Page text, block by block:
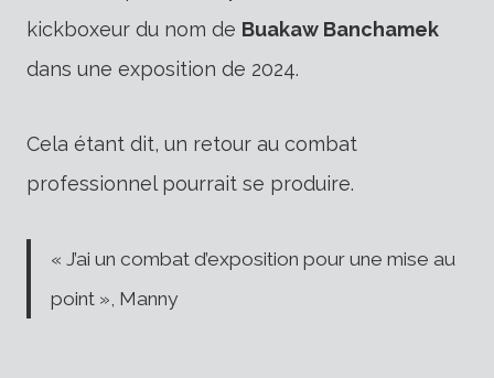
kickboxeur du nom de Buakaw Banchamek
dans une exposition de 2024.
Cela étant dit, un retour au combat
professionnel pourrait se produire.
« J’ai un combat d’exposition pour une mise au
point », Manny